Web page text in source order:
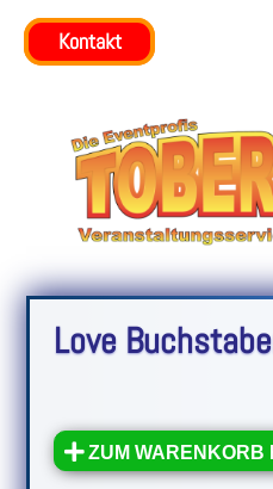
Kontakt
Love
ZUM WARENKORB
Kontakt